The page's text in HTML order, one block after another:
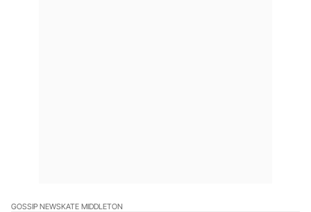
GOSSIP NEWSKATE MIDDLETON